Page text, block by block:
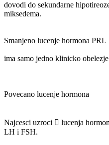
dovodi do sekundarne
miksedema.
Smanjeno lucenje hormona PRL
ima samo jedno klinicko
Povecano lucenje hormona
Najcesci uzroci  lucenja
LH i FSH.